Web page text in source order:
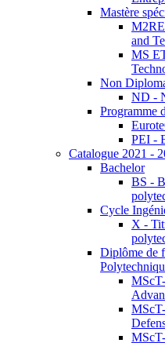
Mastère
and
MS
Non
ND -
Programme
PEI -
Catalogue 2021 -
Bachelor
BS -
Cycle
X -
Diplôme de